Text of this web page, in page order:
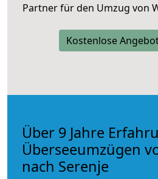
Partner für den Umzug von
Kostenlose
Über 9 Jahre
Überseeumzügen
nach Serenje